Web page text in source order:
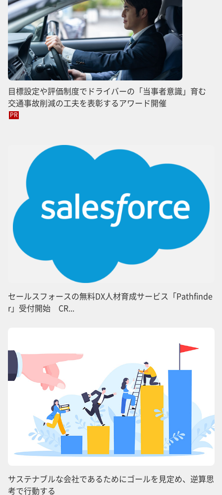
目標設定や評価制度でドライバーの「当事者意識」育む
交通事故削減の工夫を表彰するアワード開催
PR
セールスフォースの無料DX人材育成サービス「Pathfinde
r」受付開始 CR...
サステナブルな会社であるためにゴールを見定め、逆算思
考で行動する